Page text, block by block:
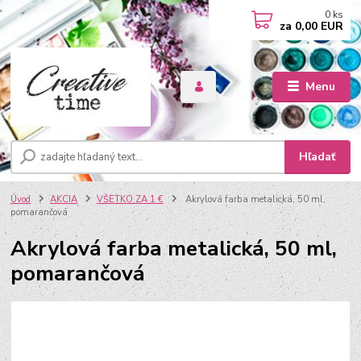
Menu
Hľadať
0 ks
za 0,00 EUR
Úvod AKCIA VŠETKO ZA 1 €
Akrylová farba metalická, 50 ml,
pomarančová
Akrylová farba metalická, 50 ml,
pomarančová